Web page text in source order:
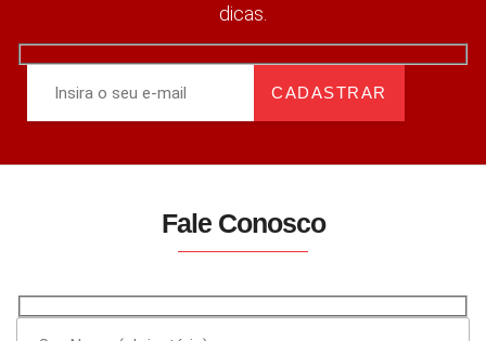
dicas.
Fale Conosco